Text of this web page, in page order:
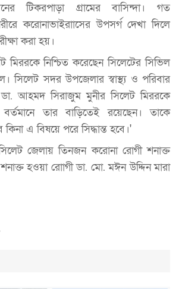
টিকরপাড়া গ্রামের বাসিন্দা। গত
করোনাভাইরাাসের উপসর্গ দেখা দিলে
করা হয়।
মিররকে নিশ্চিত করেছেন সিলেটের সিভিল
সিলেট সদর উপজেলার স্বাস্থ্য ও পরিবার
ডা. আহমদ সিরাজুম মুনীর সিলেট মিররকে
তার বাড়িতেই রয়েছেন। তাকে
এ বিষয়ে পরে সিদ্ধান্ত হবে।'
জেলায় তিনজন করোনা রোগী শনাক্ত
হওয়া রোাগী ডা. মো. মঈন উদ্দিন মারা